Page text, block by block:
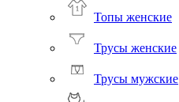
Топы женские
Трусы женские
Трусы мужские